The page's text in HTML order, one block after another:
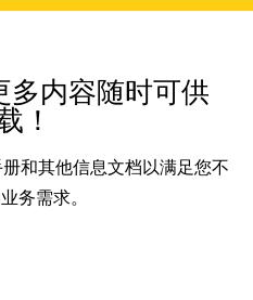
多内容随时可供
！
和其他信息文档以满足您不
务需求。